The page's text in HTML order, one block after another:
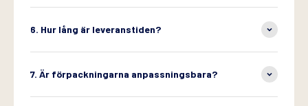
6. Hur lång är leveranstiden?
7. Är förpackningarna anpassningsbara?